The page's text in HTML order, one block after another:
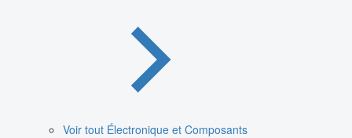
Voir tout Électronique et Composants